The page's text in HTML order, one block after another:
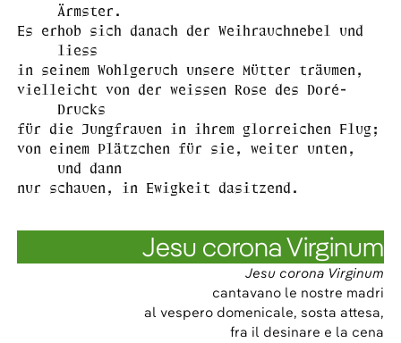
Ärmster.
Es erhob sich danach der Weihrauchnebel und
liess
in seinem Wohlgeruch unsere Mütter träumen,
vielleicht von der weissen Rose des Doré-
Drucks
für die Jungfrauen in ihrem glorreichen Flug;
von einem Plätzchen für sie, weiter unten,
und dann
nur schauen, in Ewigkeit dasitzend.
Jesu corona Virginum
Jesu corona Virginum
cantavano le nostre madri
al vespero domenicale, sosta attesa,
fra il desinare e la cena